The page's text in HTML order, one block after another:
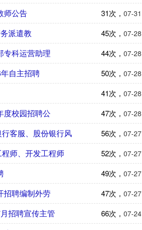
07-31
31次，
师公告
07-28
45次，
派遣教
07-28
44次，
专科运营助理
07-28
50次，
自主招聘
07-28
41次，
07-28
47次，
度校园招聘公
07-27
56次，
客服、股份银行风
07-27
52次，
师、开发工程师
07-27
49次，
07-27
47次，
招聘编制外劳
07-24
66次，
招聘宣传主管